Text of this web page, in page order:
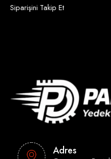
Siparişini Takip Et
Adres